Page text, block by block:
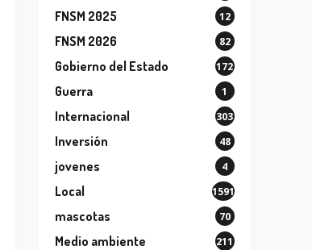
FNSM 2025 12
FNSM 2026 82
Gobierno del Estado 172
Guerra 1
Internacional 303
Inversión 48
jovenes 4
Local 1591
mascotas 70
Medio ambiente 211